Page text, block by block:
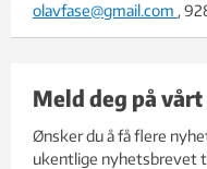
olavfase@gmail.com ,
Meld deg på
Ønsker du å få flere
ukentlige nyhetsbrevet